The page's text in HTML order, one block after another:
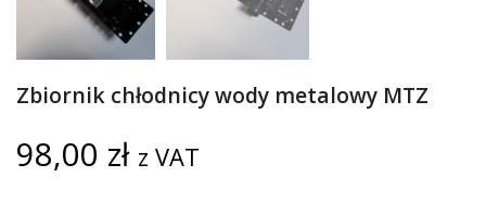
Zbiornik chłodnicy wody metalowy MTZ
98,00 zł z VAT